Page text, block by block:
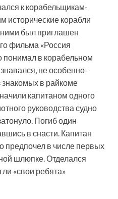
к корабельщикам-
исторические корабли
ними был приглашен
фильма «Россия
понимал в корабельном
не особенно-
знакомых в райкоме
капитаном одного
руководства судно
Погиб один
в снасти. Капитан
предпочел в числе первых
шлюпке. Отделался
«свои ребята»